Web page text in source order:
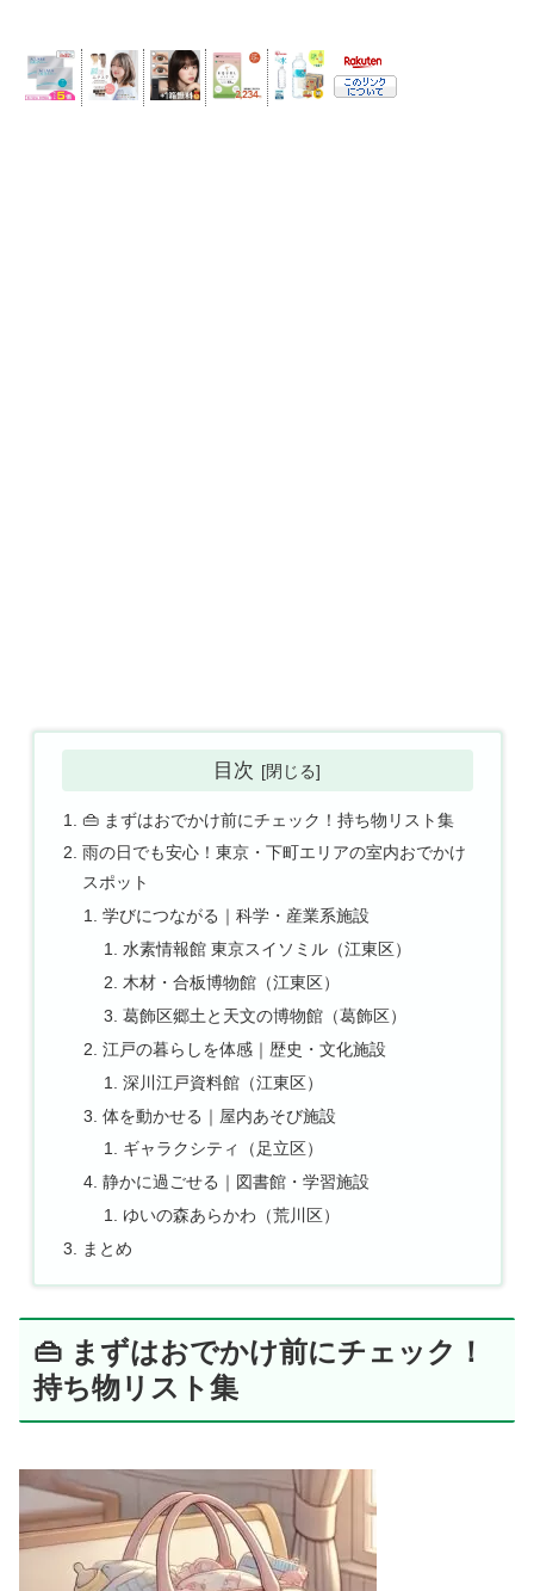
目次
👜 まずはおでかけ前にチェック！持ち物リスト集
雨の日でも安心！東京・下町エリアの室内おでかけ
スポット
学びにつながる｜科学・産業系施設
水素情報館 東京スイソミル（江東区）
木材・合板博物館（江東区）
葛飾区郷土と天文の博物館（葛飾区）
江戸の暮らしを体感｜歴史・文化施設
深川江戸資料館（江東区）
体を動かせる｜屋内あそび施設
ギャラクシティ（足立区）
静かに過ごせる｜図書館・学習施設
ゆいの森あらかわ（荒川区）
まとめ
👜 まずはおでかけ前にチェック！
持ち物リスト集